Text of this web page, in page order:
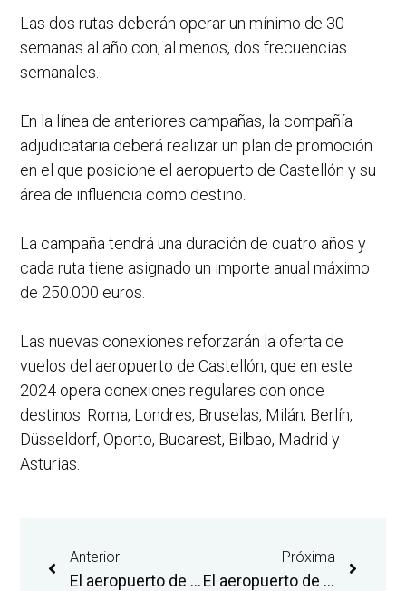
Las dos rutas deberán operar un mínimo de 30
semanas al año con, al menos, dos frecuencias
semanales.
En la línea de anteriores campañas, la compañía
adjudicataria deberá realizar un plan de promoción
en el que posicione el aeropuerto de Castellón y su
área de influencia como destino.
La campaña tendrá una duración de cuatro años y
cada ruta tiene asignado un importe anual máximo
de 250.000 euros.
Las nuevas conexiones reforzarán la oferta de
vuelos del aeropuerto de Castellón, que en este
2024 opera conexiones regulares con once
destinos: Roma, Londres, Bruselas, Milán, Berlín,
Düsseldorf, Oporto, Bucarest, Bilbao, Madrid y
Asturias.
Anterior
El aeropuerto de Castellón, el Macvac y ValenciaPhoto ponen en marcha la octava exposición del proyecto artístico ‘Sala 30’
Próxima
El aeropuerto de Castellón mantiene el crecimiento y cierra el primer semestre del año con 122.051 pasajeros y 6.575 operaciones